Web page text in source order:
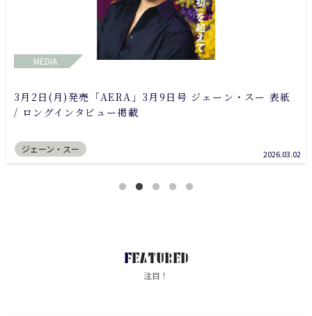
MEDIA
3月2日(月)発売「AERA」3月9日号 ジェーン・スー 表紙
/ ロングインタビュー掲載
ジェーン・スー 2026.03.02
FEATURED
注目！